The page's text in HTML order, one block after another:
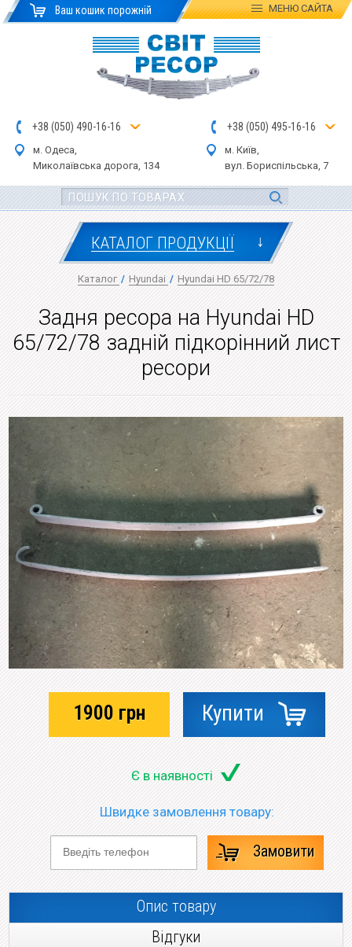
Ваш кошик порожній МЕНЮСАЙТА
+38 (050) 490-16-16
м. Одеса,
Миколаївська дорога, 134
+38 (050) 495-16-16
м. Київ,
вул. Бориспільська, 7
КАТАЛОГ ПРОДУКЦІЇ ↓
Каталог / Hyundai / Hyundai HD 65/72/78
Задня ресора на Hyundai HD
65/72/78 задній підкорінний лист
ресори
1900 грн Купити
Є в наявності
Швидке замовлення товару:
Замовити
Опис товару
Відгуки